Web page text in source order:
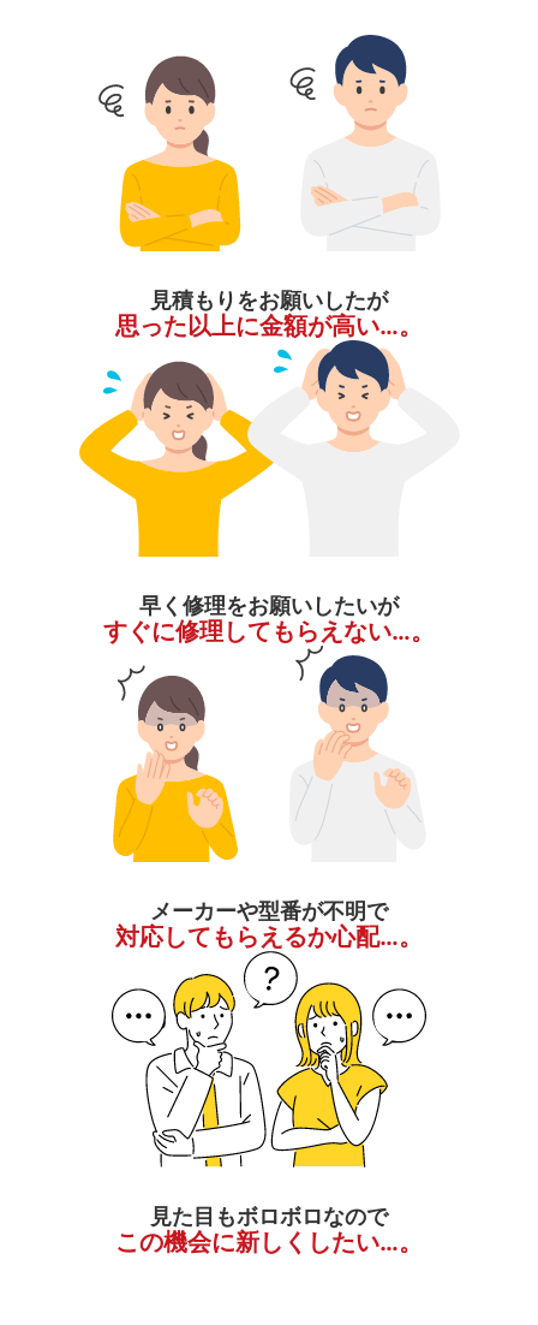
見積もりをお願いしたが
思った以上に金額が高い…。
早く修理をお願いしたいが
すぐに修理してもらえない…。
メーカーや型番が不明で
対応してもらえるか心配…。
見た目もボロボロなので
この機会に新しくしたい…。